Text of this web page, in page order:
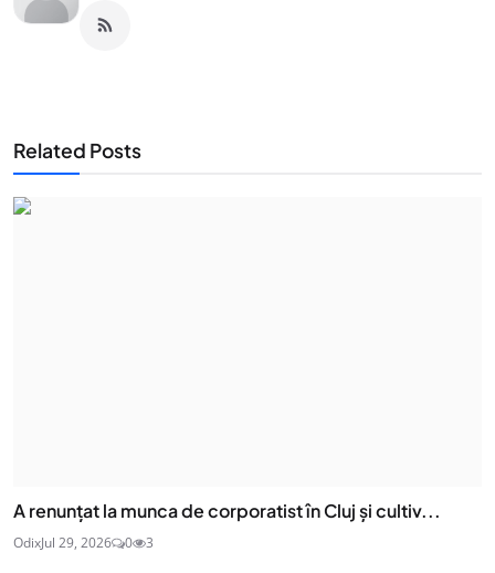
Related Posts
A renunțat la munca de corporatist în Cluj și cultiv...
OdixJul 29, 2026 0 3